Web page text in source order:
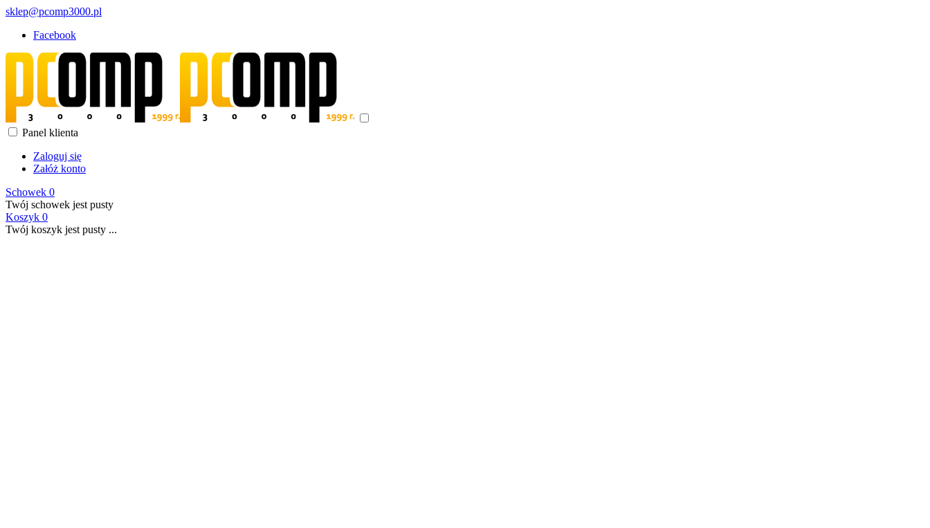
sklep@pcomp3000.pl
Facebook
Panel klienta
Zaloguj się
Załóż konto
Schowek 0
Twój schowek jest pusty
Koszyk 0
Twój koszyk jest pusty ...